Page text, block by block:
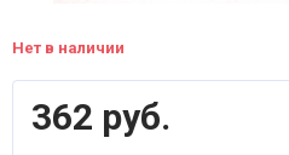
Нет в наличии
362 руб.